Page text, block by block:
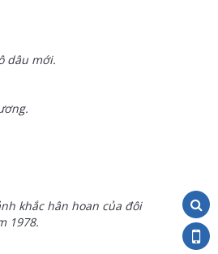
dâu mới.
khắc hân hoan của đôi
1978.